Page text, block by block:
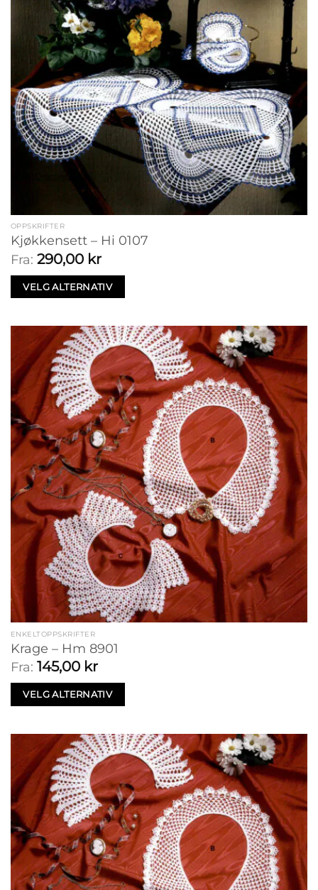
OPPSKRIFTER
Kjøkkensett – Hi 0107
Fra: 290,00 kr
VELG ALTERNATIV
ENKELTOPPSKRIFTER
Krage – Hm 8901
Fra: 145,00 kr
VELG ALTERNATIV